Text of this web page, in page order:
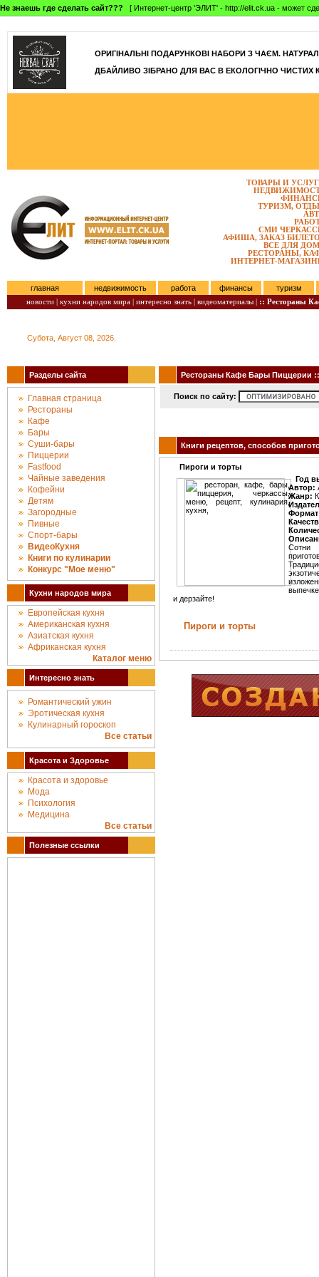
Не знаешь где сделать сайт??? [ Интернет-центр 'ЭЛИТ' - http://elit.ck.ua - может
]
ОРИГІНАЛЬНІ ПОДАРУНКОВІ НАБОРИ З ЧАЄМ.
ДБАЙЛИВО ЗІБРАНО ДЛЯ ВАС В ЕКОЛОГІЧНО ЧИСТИХ
ТОВАРЫ И
ТУРИЗМ,
СМИ
АФИША, ЗАКАЗ
ВСЕ ДЛЯ
РЕСТОРАНЫ,
ИНТЕРНЕТ-
главная недвижимость работа финансы
туризм
новости | кухни народов мира | интересно знать | видеоматериалы | :: Рестораны
Субота, Август 08, 2026.
Разделы сайта
Главная страница
Рестораны
Кафе
Бары
Суши-бары
Пиццерии
Fastfood
Чайные заведения
Кофейни
Детям
Загородные
Пивные
Спорт-бары
ВидеоКухня
Книги по кулинарии
Конкурc "Мое меню"
Кухни народов мира
Европейская кухня
Американская кухня
Азиатская кухня
Африканская кухня
Каталог меню
Интересно знать
Романтический ужин
Эротическая кухня
Кулинарный гороскоп
Все статьи
Красота и Здоровье
Красота и здоровье
Мода
Психология
Медицина
Все статьи
Полезные ссылки
Рестораны Кафе Бары Пиццерии ::
Поиск по сайту:
Книги рецептов, способов
Пироги и торты
Год
Автор:
Жанр:
Сотни
и дерзайте!
Пироги и торты